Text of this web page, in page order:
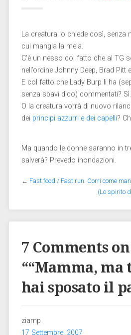
La creatura lo chiede così, senza
cui mangia la mela.
C’è un nesso col fatto che al TG
nell’ordine Johnny Deep, Brad Pitt
E col fatto che Lady Burp li ha
senza sbavi dico) commentati? Sì.
O la creatura vorrà di nuovo
dei principi azzurri e dei capelli?
Ma quando le donne saranno in
salverà? Prevedo inondazioni.
← Fast food / Fast run. Corri come
(Lo spirito
7 Comments on
““Mamma, ma
hai sposato il
ziamp
17 Settembre, 2007